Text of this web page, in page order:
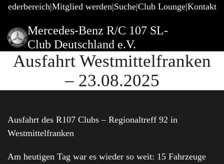
Mitglied werden Suche Club Lounge Kontakt
Mercedes-Benz R/C 107 SL-
Club Deutschland e.V.
Ausfahrt Westmittelfranken
– 23.08.2025
Ausfahrt des R107 Clubs – Regionaltreff 92 in
Westmittelfranken
Am heutigen Tag war es wieder so weit: 15 Fahrzeuge